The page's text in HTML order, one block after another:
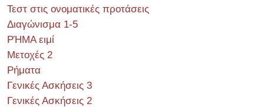
Τεστ στις ονοματικές προτάσεις
Διαγώνισμα 1-5
ΡΉΜΑ ειμί
Μετοχές 2
Ρήματα
Γενικές Ασκήσεις 3
Γενικές Ασκήσεις 2